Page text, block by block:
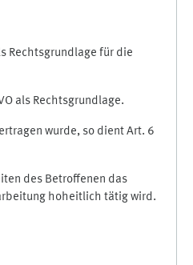
Rechtsgrundlage für die
als Rechtsgrundlage.
wurde, so dient Art. 6
des Betroffenen das
hoheitlich tätig wird.